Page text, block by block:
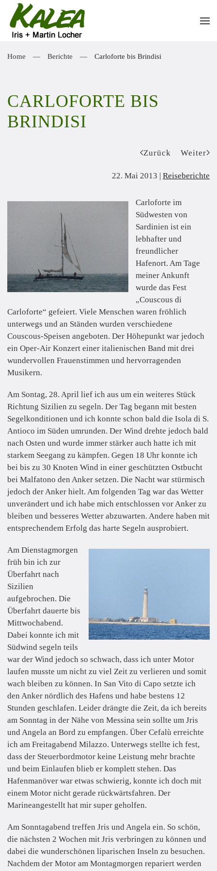
Zum Hauptinhalt springen
Home Berichte Carloforte bis Brindisi
CARLOFORTE BIS
BRINDISI
Zurück Weiter
22. Mai 2013 | Reiseberichte
Carloforte im
Südwesten von
Sardinien ist ein
lebhafter und
freundlicher
Hafenort. Am Tage
meiner Ankunft
wurde das Fest
„Couscous di
Carloforte“ gefeiert. Viele Menschen waren fröhlich
unterwegs und an Ständen wurden verschiedene
Couscous-Speisen angeboten. Der Höhepunkt war jedoch
ein Oper-Air Konzert einer italienischen Band mit drei
wundervollen Frauenstimmen und hervorragenden
Musikern.
Am Sontag, 28. April lief ich aus um ein weiteres Stück
Richtung Sizilien zu segeln. Der Tag begann mit besten
Segelkonditionen und ich konnte schon bald die Isola di S.
Antioco im Süden umrunden. Der Wind drehte jedoch bald
nach Osten und wurde immer stärker auch hatte ich mit
starkem Seegang zu kämpfen. Gegen 18 Uhr konnte ich
bei bis zu 30 Knoten Wind in einer geschützten Ostbucht
bei Malfatono den Anker setzen. Die Nacht war stürmisch
jedoch der Anker hielt. Am folgenden Tag war das Wetter
unverändert und ich habe mich entschlossen vor Anker zu
bleiben und besseres Wetter abzuwarten. Andere haben mit
entsprechendem Erfolg das harte Segeln ausprobiert.
Am Dienstagmorgen
früh bin ich zur
Überfahrt nach
Sizilien
aufgebrochen. Die
Überfahrt dauerte bis
Mittwochabend.
Dabei konnte ich mit
Südwind segeln teils
war der Wind jedoch so schwach, dass ich unter Motor
laufen musste um nicht zu viel Zeit zu verlieren und somit
wach bleiben zu können. In San Vito di Capo setzte ich
den Anker nördlich des Hafens und habe bestens 12
Stunden geschlafen. Leider drängte die Zeit, da ich bereits
am Sonntag in der Nähe von Messina sein sollte um Jris
und Angela an Bord zu empfangen. Über Cefalù erreichte
ich am Freitagabend Milazzo. Unterwegs stellte ich fest,
dass der Steuerbordmotor keine Leistung mehr brachte
und beim Einlaufen blieb er komplett stehen. Das
Hafenmanöver war etwas schwierig, konnte ich doch mit
einem Motor nicht gerade rückwärtsfahren. Der
Marineangestellt hat mir super geholfen.
Am Sonntagabend treffen Jris und Angela ein. So schön,
die nächsten 2 Wochen mit Jris verbringen zu können und
dabei die wunderschönen liparischen Inseln zu besuchen.
Nachdem der Motor am Montagmorgen repariert werden